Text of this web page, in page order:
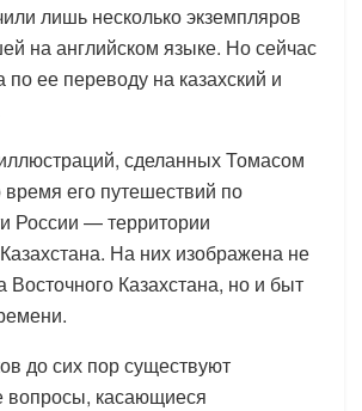
лишь несколько экземпляров
на английском языке. Но сейчас
по ее переводу на казахский и
сделанных Томасом
его путешествий по
России — территории
На них изображена не
Восточного Казахстана, но и быт
до сих пор существуют
касающиеся